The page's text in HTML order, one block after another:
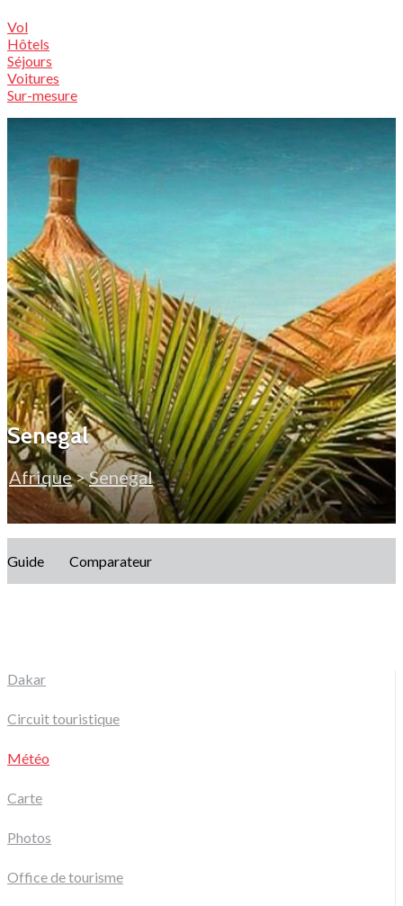
Vol
Hôtels
Séjours
Voitures
Sur-mesure
Senegal
Afrique>Senegal
Guide Comparateur
Dakar
Circuit touristique
Météo
Carte
Photos
Office de tourisme